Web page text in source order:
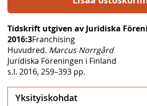
Tidskrift utgiven av Juridiska
2016:3Franchising
Huvudred. Marcus Norrgård
Juridiska Föreningen i Finland
s.l. 2016, 259–393 pp.
Yksityiskohdat